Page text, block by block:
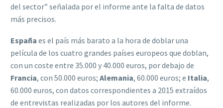
del sector” señalada por el informe ante la falta de datos
más precisos.
España es el país más barato a la hora de doblar una
película de los cuatro grandes países europeos que doblan,
con un coste entre 35.000 y 40.000 euros, por debajo de
Francia, con 50.000 euros; Alemania, 60.000 euros; e Italia,
60.000 euros, con datos correspondientes a 2015 extraídos
de entrevistas realizadas por los autores del informe.